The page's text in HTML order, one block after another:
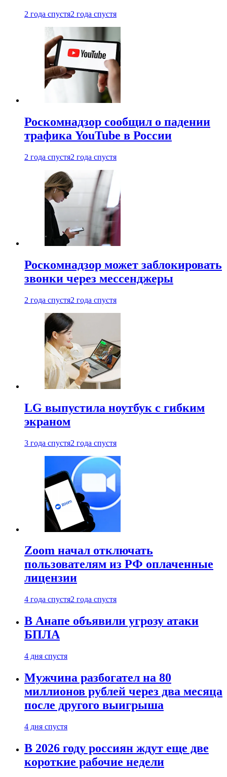
2 года спустя2 года спустя
Роскомнадзор сообщил о падении
трафика YouTube в России
2 года спустя2 года спустя
Роскомнадзор может заблокировать
звонки через мессенджеры
2 года спустя2 года спустя
LG выпустила ноутбук с гибким
экраном
3 года спустя2 года спустя
Zoom начал отключать
пользователям из РФ оплаченные
лицензии
4 года спустя2 года спустя
В Анапе объявили угрозу атаки
БПЛА
4 дня спустя
Мужчина разбогател на 80
миллионов рублей через два месяца
после другого выигрыша
4 дня спустя
В 2026 году россиян ждут еще две
короткие рабочие недели